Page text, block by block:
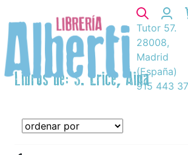
Tutor 57.
28008,
Madrid
(España)
915 443
Libros de: S. Erice, Aina